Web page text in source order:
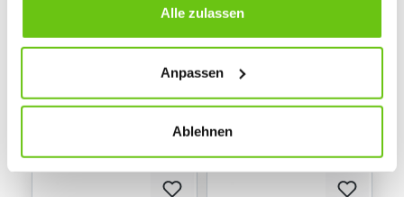
wählen Sie „Alle ablehnen” – in diesem Fall werden nur
Daten verarbeitet, die für den Besuch unserer Website
jederzeit ändern, indem Sie auf die Schaltfläche unten
links klicken. Weitere Informationen zur Datennutzung
Alle zulassen
Anpassen
Ablehnen
189,90 € 189,90 €